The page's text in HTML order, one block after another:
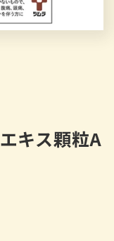
キス顆粒A